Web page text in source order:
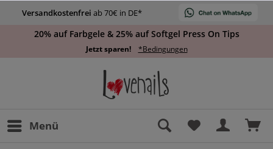
Versandkostenfrei ab 70€ in DE*
20% auf Farbgele & 25% auf Softgel Press On Tips
Jetzt sparen! *Bedingungen
Menü